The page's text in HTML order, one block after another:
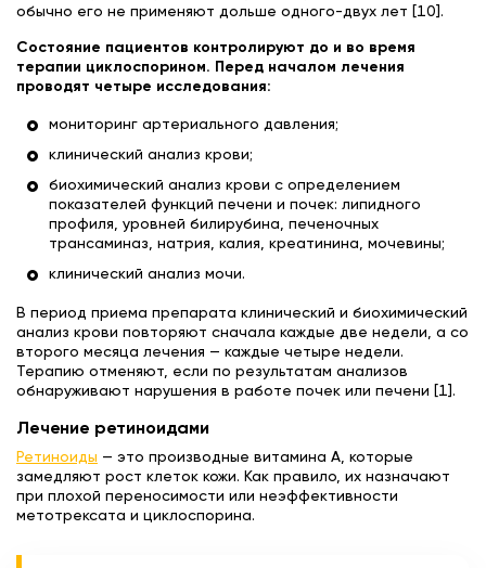
обычно его не применяют дольше одного-двух лет [10].
Состояние пациентов контролируют до и во время
терапии циклоспорином. Перед началом лечения
проводят четыре исследования:
мониторинг артериального давления;
клинический анализ крови;
биохимический анализ крови с определением
показателей функций печени и почек: липидного
профиля, уровней билирубина, печеночных
трансаминаз, натрия, калия, креатинина, мочевины;
клинический анализ мочи.
В период приема препарата клинический и биохимический
анализ крови повторяют сначала каждые две недели, а со
второго месяца лечения — каждые четыре недели.
Терапию отменяют, если по результатам анализов
обнаруживают нарушения в работе почек или печени [1].
Лечение ретиноидами
Ретиноиды — это производные витамина А, которые
замедляют рост клеток кожи. Как правило, их назначают
при плохой переносимости или неэффективности
метотрексата и циклоспорина.